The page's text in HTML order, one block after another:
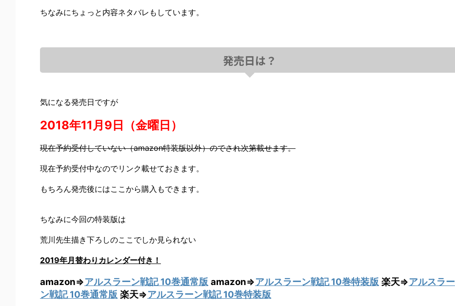
ちなみにちょっと内容ネタバレもしています。
発売日は？
気になる発売日ですが
2018年11月9日（金曜日）
現在予約受付していない（amazon特装版以外）のでされ次第載せます。
現在予約受付中なのでリンク載せておきます。
もちろん発売後にはここから購入もできます。
ちなみに今回の特装版は
荒川先生描き下ろしのここでしか見られない
2019年月替わりカレンダー付き！
amazon⇒アルスラーン戦記 10巻通常版 amazon⇒アルスラーン戦記 10巻特装版 楽天⇒アルスラー
ン戦記 10巻通常版 楽天⇒アルスラーン戦記 10巻特装版